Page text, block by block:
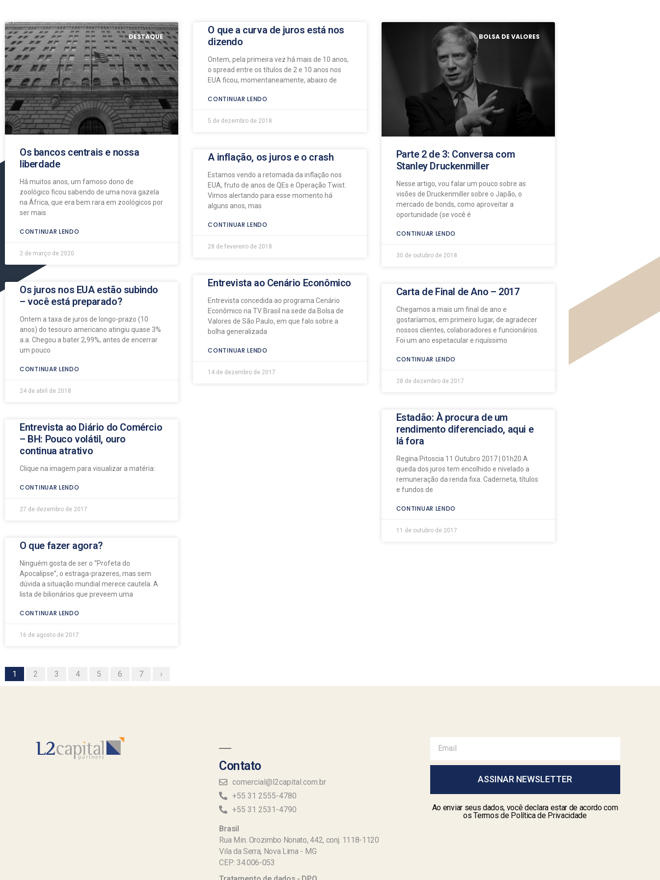
DESTAQUE
Os bancos centrais e nossa
liberdade
Há muitos anos, um famoso dono de
zoológico ficou sabendo de uma nova gazela
na África, que era bem rara em zoológicos por
ser mais
CONTINUAR LENDO
2 de março de 2020
O que a curva de juros está nos
dizendo
Ontem, pela primeira vez há mais de 10 anos,
o spread entre os títulos de 2 e 10 anos nos
EUA ficou, momentaneamente, abaixo de
CONTINUAR LENDO
5 de dezembro de 2018
BOLSA DE VALORES
Parte 2 de 3: Conversa com
Stanley Druckenmiller
Nesse artigo, vou falar um pouco sobre as
visões de Druckenmiller sobre o Japão, o
mercado de bonds, como aproveitar a
oportunidade (se você é
CONTINUAR LENDO
30 de outubro de 2018
Os juros nos EUA estão subindo
– você está preparado?
Ontem a taxa de juros de longo-prazo (10
anos) do tesouro americano atingiu quase 3%
a.a. Chegou a bater 2,99%, antes de encerrar
um pouco
CONTINUAR LENDO
24 de abril de 2018
A inflação, os juros e o crash
Estamos vendo a retomada da inflação nos
EUA, fruto de anos de QEs e Operação Twist.
Vimos alertando para esse momento há
alguns anos, mas
CONTINUAR LENDO
28 de fevereiro de 2018
Carta de Final de Ano – 2017
Chegamos a mais um final de ano e
gostaríamos, em primeiro lugar, de agradecer
nossos clientes, colaboradores e funcionários.
Foi um ano espetacular e riquíssimo
CONTINUAR LENDO
28 de dezembro de 2017
Entrevista ao Diário do Comércio
– BH: Pouco volátil, ouro
continua atrativo
Clique na imagem para visualizar a matéria:
CONTINUAR LENDO
27 de dezembro de 2017
Entrevista ao Cenário Econômico
Entrevista concedida ao programa Cenário
Econômico na TV Brasil na sede da Bolsa de
Valores de São Paulo, em que falo sobre a
bolha generalizada
CONTINUAR LENDO
14 de dezembro de 2017
Estadão: À procura de um
rendimento diferenciado, aqui e
lá fora
Regina Pitoscia 11 Outubro 2017 | 01h20 A
queda dos juros tem encolhido e nivelado a
remuneração da renda fixa. Caderneta, títulos
e fundos de
CONTINUAR LENDO
11 de outubro de 2017
O que fazer agora?
Ninguém gosta de ser o “Profeta do
Apocalipse”, o estraga-prazeres, mas sem
dúvida a situação mundial merece cautela. A
lista de bilionários que preveem uma
CONTINUAR LENDO
16 de agosto de 2017
1 2 3 4 5 6 7 ›
Contato
comercial@l2capital.com.br
+55 31 2555-4780
+55 31 2531-4790
Brasil
Rua Min. Orozimbo Nonato, 442, conj. 1118-1120
Vila da Serra, Nova Lima - MG
CEP: 34.006-053
ASSINAR NEWSLETTER
Ao enviar seus dados, você declara estar de acordo com
os Termos de Política de Privacidade